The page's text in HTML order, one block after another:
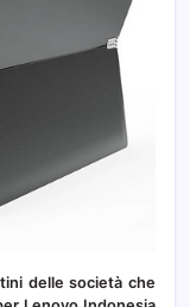
delle società che